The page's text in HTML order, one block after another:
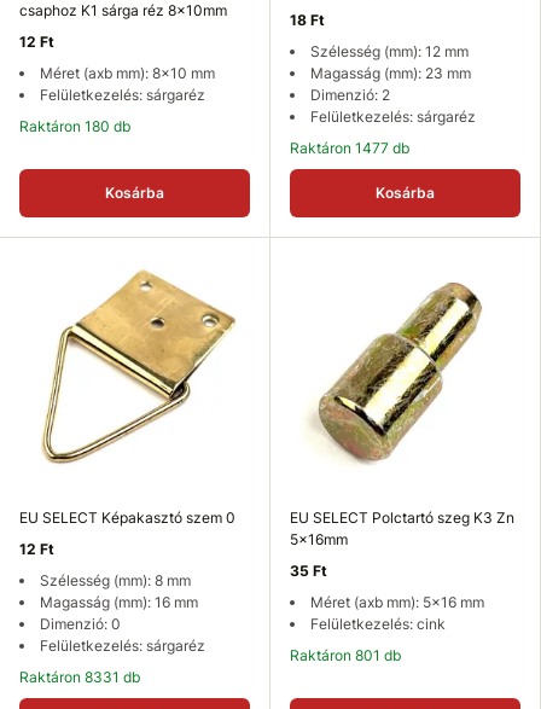
csaphoz K1 sárga réz 8x10mm
12 Ft
Méret (axb mm): 8x10 mm
Felületkezelés: sárgaréz
Raktáron 180 db
Kosárba
18 Ft
Szélesség (mm): 12 mm
Magasság (mm): 23 mm
Dimenzió: 2
Felületkezelés: sárgaréz
Raktáron 1477 db
Kosárba
EU SELECT Képakasztó szem 0
12 Ft
Szélesség (mm): 8 mm
Magasság (mm): 16 mm
Dimenzió: 0
Felületkezelés: sárgaréz
Raktáron 8331 db
EU SELECT Polctartó szeg K3 Zn
5x16mm
35 Ft
Méret (axb mm): 5x16 mm
Felületkezelés: cink
Raktáron 801 db